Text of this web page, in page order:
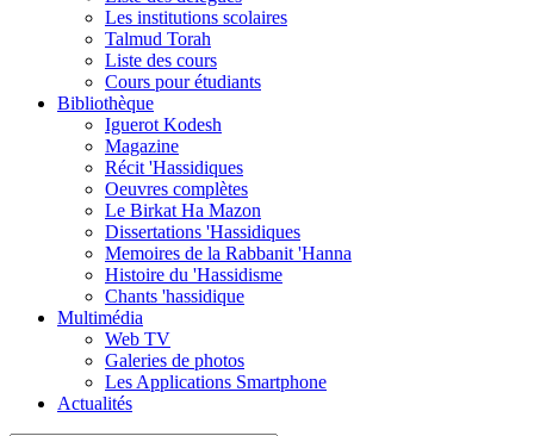
Les institutions scolaires
Talmud Torah
Liste des cours
Cours pour étudiants
Bibliothèque
Iguerot Kodesh
Magazine
Récit 'Hassidiques
Oeuvres complètes
Le Birkat Ha Mazon
Dissertations 'Hassidiques
Memoires de la Rabbanit 'Hanna
Histoire du 'Hassidisme
Chants 'hassidique
Multimédia
Web TV
Galeries de photos
Les Applications Smartphone
Actualités